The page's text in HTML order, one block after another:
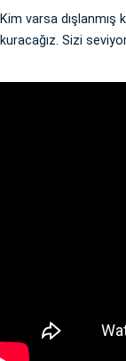
Kim varsa
kuracağız. Sizi